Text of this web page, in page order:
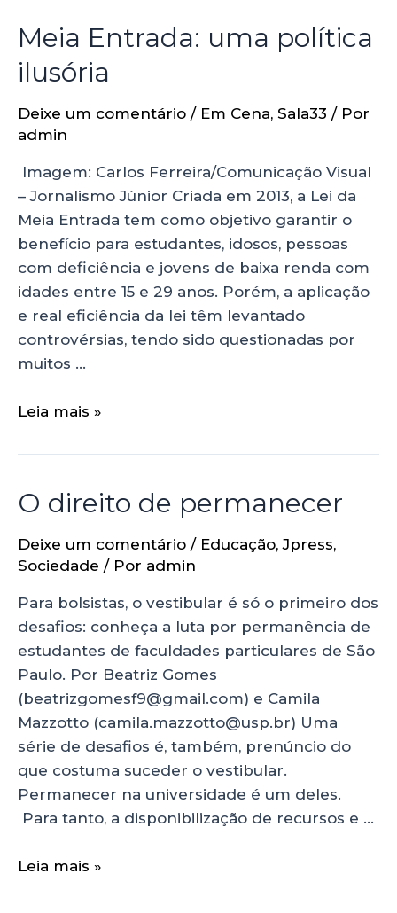
Meia Entrada: uma política
ilusória
Deixe um comentário / Em Cena, Sala33 / Por
admin
Imagem: Carlos Ferreira/Comunicação Visual
– Jornalismo Júnior Criada em 2013, a Lei da
Meia Entrada tem como objetivo garantir o
benefício para estudantes, idosos, pessoas
com deficiência e jovens de baixa renda com
idades entre 15 e 29 anos. Porém, a aplicação
e real eficiência da lei têm levantado
controvérsias, tendo sido questionadas por
muitos …
Leia mais »
O direito de permanecer
Deixe um comentário / Educação,Jpress,
Sociedade / Por admin
Para bolsistas, o vestibular é só o primeiro dos
desafios: conheça a luta por permanência de
estudantes de faculdades particulares de São
Paulo. Por Beatriz Gomes
(beatrizgomesf9@gmail.com) e Camila
Mazzotto (camila.mazzotto@usp.br) Uma
série de desafios é, também, prenúncio do
que costuma suceder o vestibular.
Permanecer na universidade é um deles.
Para tanto, a disponibilização de recursos e …
Leia mais »